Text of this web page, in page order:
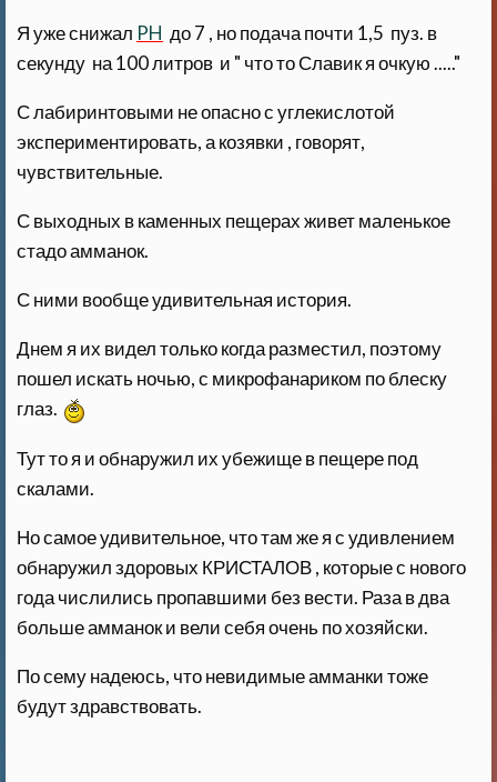
Я уже снижал PH до 7 , но подача почти 1,5 пуз. в
секунду на 100 литров и " что то Славик я очкую ....."
С лабиринтовыми не опасно с углекислотой
экспериментировать, а козявки , говорят,
чувствительные.
С выходных в каменных пещерах живет маленькое
стадо амманок.
С ними вообще удивительная история.
Днем я их видел только когда разместил, поэтому
пошел искать ночью, с микрофанариком по блеску
глаз.
Тут то я и обнаружил их убежище в пещере под
скалами.
Но самое удивительное, что там же я с удивлением
обнаружил здоровых КРИСТАЛОВ , которые с нового
года числились пропавшими без вести. Раза в два
больше амманок и вели себя очень по хозяйски.
По сему надеюсь, что невидимые амманки тоже
будут здравствовать.